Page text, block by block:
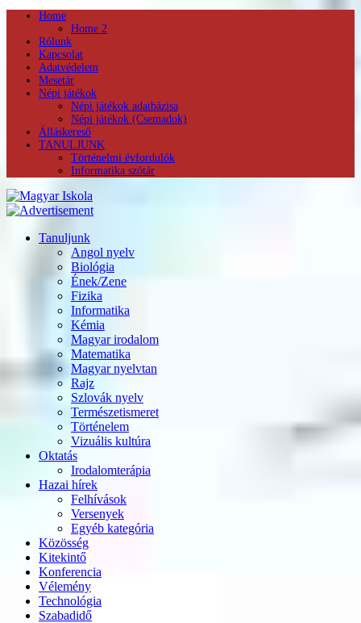
Home
Home 2
Rólunk
Kapcsolat
Adatvédelem
Mesetár
Népi játékok
Népi játékok adatbázisa
Népi játékok (Csemadok)
Álláskereső
TANULJUNK
Történelmi évfordulók
Informatika szótár
Tanuljunk
Angol nyelv
Biológia
Ének/Zene
Fizika
Informatika
Kémia
Magyar irodalom
Matematika
Magyar nyelvtan
Rajz
Szlovák nyelv
Természetismeret
Történelem
Vizuális kultúra
Oktatás
Irodalomterápia
Hazai hírek
Felhívások
Versenyek
Egyéb kategória
Közösség
Kitekintő
Konferencia
Vélemény
Technológia
Szabadidő